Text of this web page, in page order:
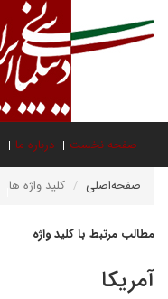
صفحه نخست درباره ما
صفحه‌اصلی کلید واژه ها
مطالب مرتبط با کلید واژه
آمریکا